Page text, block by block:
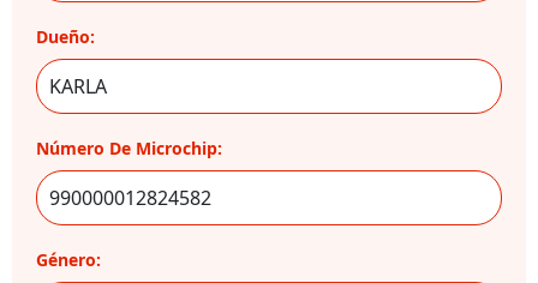
Dueño:
Número De Microchip:
Género: